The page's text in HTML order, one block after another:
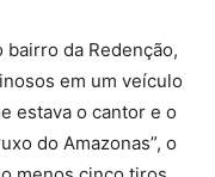
da Redenção,
em um veículo
estava o cantor e o
do Amazonas”, o